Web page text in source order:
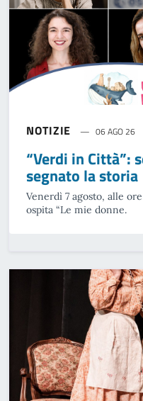
NOTIZIE 06 AGO 26
“Verdi in Città”:
segnato la storia
Venerdì 7 agosto, alle
ospita “Le mie donne.